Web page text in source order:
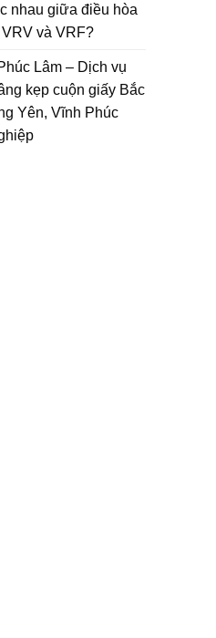
nhau giữa điều hòa
và VRF?
Lâm – Dịch vụ
kẹp cuộn giấy Bắc
Yên, Vĩnh Phúc